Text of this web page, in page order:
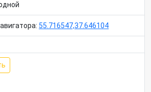
55.716547,37.646104